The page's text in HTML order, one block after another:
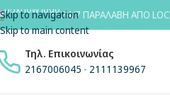
Skip to navigation
Skip to main content
24/7 ΠΑΡΑΛΑΒΗ ΑΠΟ
Τηλ. Επικοινωνίας
2167006045 - 2111139967